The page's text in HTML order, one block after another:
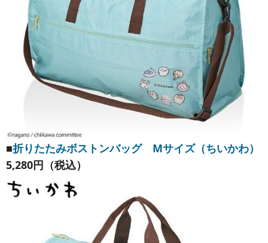
■折りたたみボストンバッグ Mサイズ（ちいかわ）
5,280円（税込）